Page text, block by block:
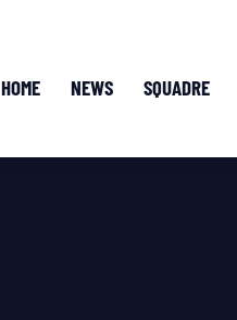
HOME NEWS SQUADRE